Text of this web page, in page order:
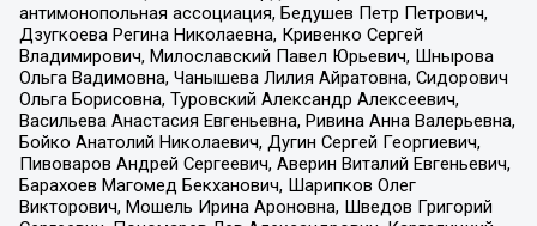
антимонопольная ассоциация, Бедушев Петр Петрович,
Дзугкоева Регина Николаевна, Кривенко Сергей
Владимирович, Милославский Павел Юрьевич, Шнырова
Ольга Вадимовна, Чанышева Лилия Айратовна, Сидорович
Ольга Борисовна, Туровский Александр Алексеевич,
Васильева Анастасия Евгеньевна, Ривина Анна Валерьевна,
Бойко Анатолий Николаевич, Дугин Сергей Георгиевич,
Пивоваров Андрей Сергеевич, Аверин Виталий Евгеньевич,
Барахоев Магомед Бекханович, Шарипков Олег
Викторович, Мошель Ирина Ароновна, Шведов Григорий